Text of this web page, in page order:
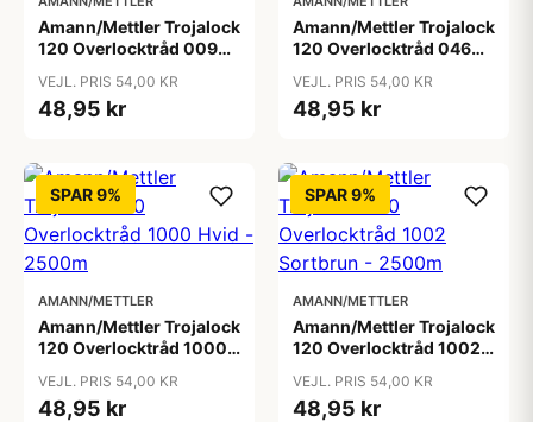
Amann/Mettler Trojalock
120 Overlocktråd 009
VEJL. PRIS 54,00 KR
48,95 kr
Amann/Mettler Trojalock
120 Overlocktråd 046
VEJL. PRIS 54,00 KR
48,95 kr
SPAR 9%
AMANN/METTLER
Amann/Mettler Trojalock
120 Overlocktråd 1000
VEJL. PRIS 54,00 KR
48,95 kr
SPAR 9%
AMANN/METTLER
Amann/Mettler Trojalock
120 Overlocktråd 1002
VEJL. PRIS 54,00 KR
48,95 kr